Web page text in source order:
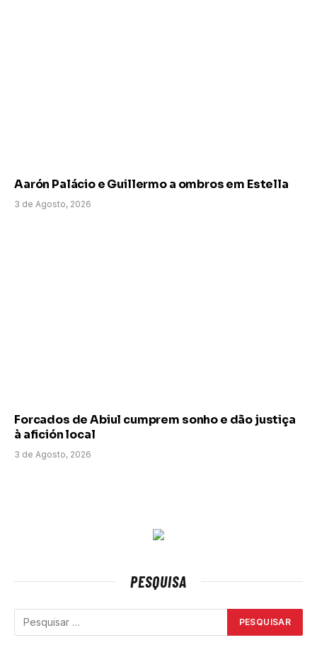
Aarón Palácio e Guillermo a ombros em Estella
3 de Agosto, 2026
Forcados de Abiul cumprem sonho e dão justiça
à afición local
3 de Agosto, 2026
PESQUISA